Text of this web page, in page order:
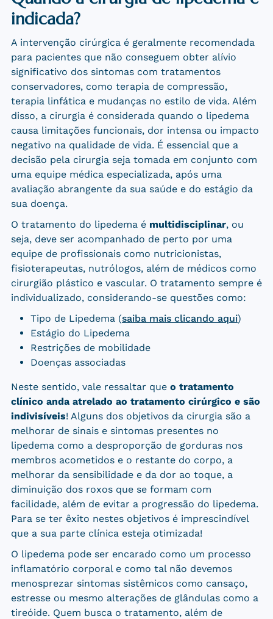
indicada?
A intervenção cirúrgica é geralmente recomendada
para pacientes que não conseguem obter alívio
significativo dos sintomas com tratamentos
conservadores, como terapia de compressão,
terapia linfática e mudanças no estilo de vida. Além
disso, a cirurgia é considerada quando o lipedema
causa limitações funcionais, dor intensa ou impacto
negativo na qualidade de vida. É essencial que a
decisão pela cirurgia seja tomada em conjunto com
uma equipe médica especializada, após uma
avaliação abrangente da sua saúde e do estágio da
sua doença.
O tratamento do lipedema é multidisciplinar, ou
seja, deve ser acompanhado de perto por uma
equipe de profissionais como nutricionistas,
fisioterapeutas, nutrólogos, além de médicos como
cirurgião plástico e vascular. O tratamento sempre é
individualizado, considerando-se questões como:
Tipo de Lipedema (saiba mais clicando aqui)
Estágio do Lipedema
Restrições de mobilidade
Doenças associadas
Neste sentido, vale ressaltar que o tratamento
clínico anda atrelado ao tratamento cirúrgico e são
indivisíveis! Alguns dos objetivos da cirurgia são a
melhorar de sinais e sintomas presentes no
lipedema como a desproporção de gorduras nos
membros acometidos e o restante do corpo, a
melhorar da sensibilidade e da dor ao toque, a
diminuição dos roxos que se formam com
facilidade, além de evitar a progressão do lipedema.
Para se ter êxito nestes objetivos é imprescindível
que a sua parte clínica esteja otimizada!
O lipedema pode ser encarado como um processo
inflamatório corporale como tal não devemos
menosprezar sintomas sistêmicos como cansaço,
estresse ou mesmo alterações de glândulas como a
tireóide. Quem busca o tratamento, além de